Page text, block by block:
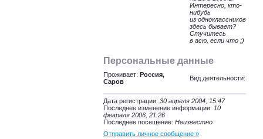
Интересно, кто-
нибудь
из одноклассников
здесь бывает?
Стучитесь
в асю, если что ;)
Персональные данные
Проживает: Россия,
Саров
Вид деятельности:
Дата регистрации: 30 апреля 2004, 15:47
Последнее изменение информации: 10
февраля 2006, 21:26
Последнее посещение: Неизвестно
Отправить личное сообщение »